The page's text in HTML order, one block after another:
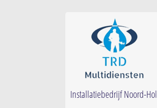
Installatiebedrijf Noord-